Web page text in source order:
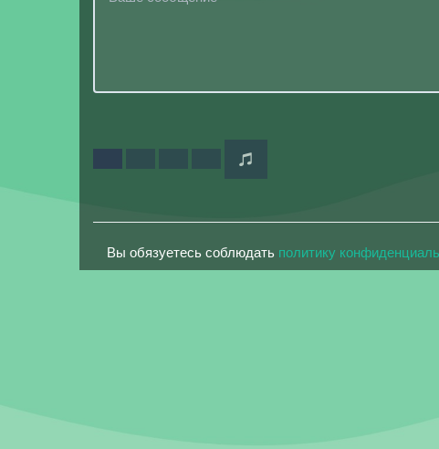
Вы обязуетесь соблюдать политику